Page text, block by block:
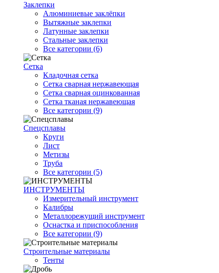
Заклепки
Алюминиевые заклёпки
Вытяжные заклепки
Латунные заклепки
Стальные заклепки
Все категории (6)
Сетка
Кладочная сетка
Сетка сварная нержавеющая
Сетка сварная оцинкованная
Сетка тканая нержавеющая
Все категории (9)
Спецсплавы
Круги
Лист
Метизы
Труба
Все категории (5)
ИНСТРУМЕНТЫ
Измерительный инструмент
Калибры
Металлорежущий инструмент
Оснастка и приспособления
Все категории (9)
Строительные материалы
Тенты